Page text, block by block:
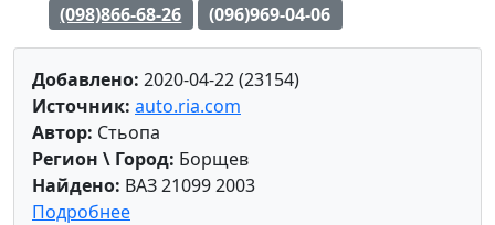
(098)866-68-26
(096)969-04-06
Добавлено: 2020-04-22 (23154)
Источник: auto.ria.com
Автор: Стьопа
Регион \ Город: Борщев
Найдено: ВАЗ 21099 2003
Подробнее